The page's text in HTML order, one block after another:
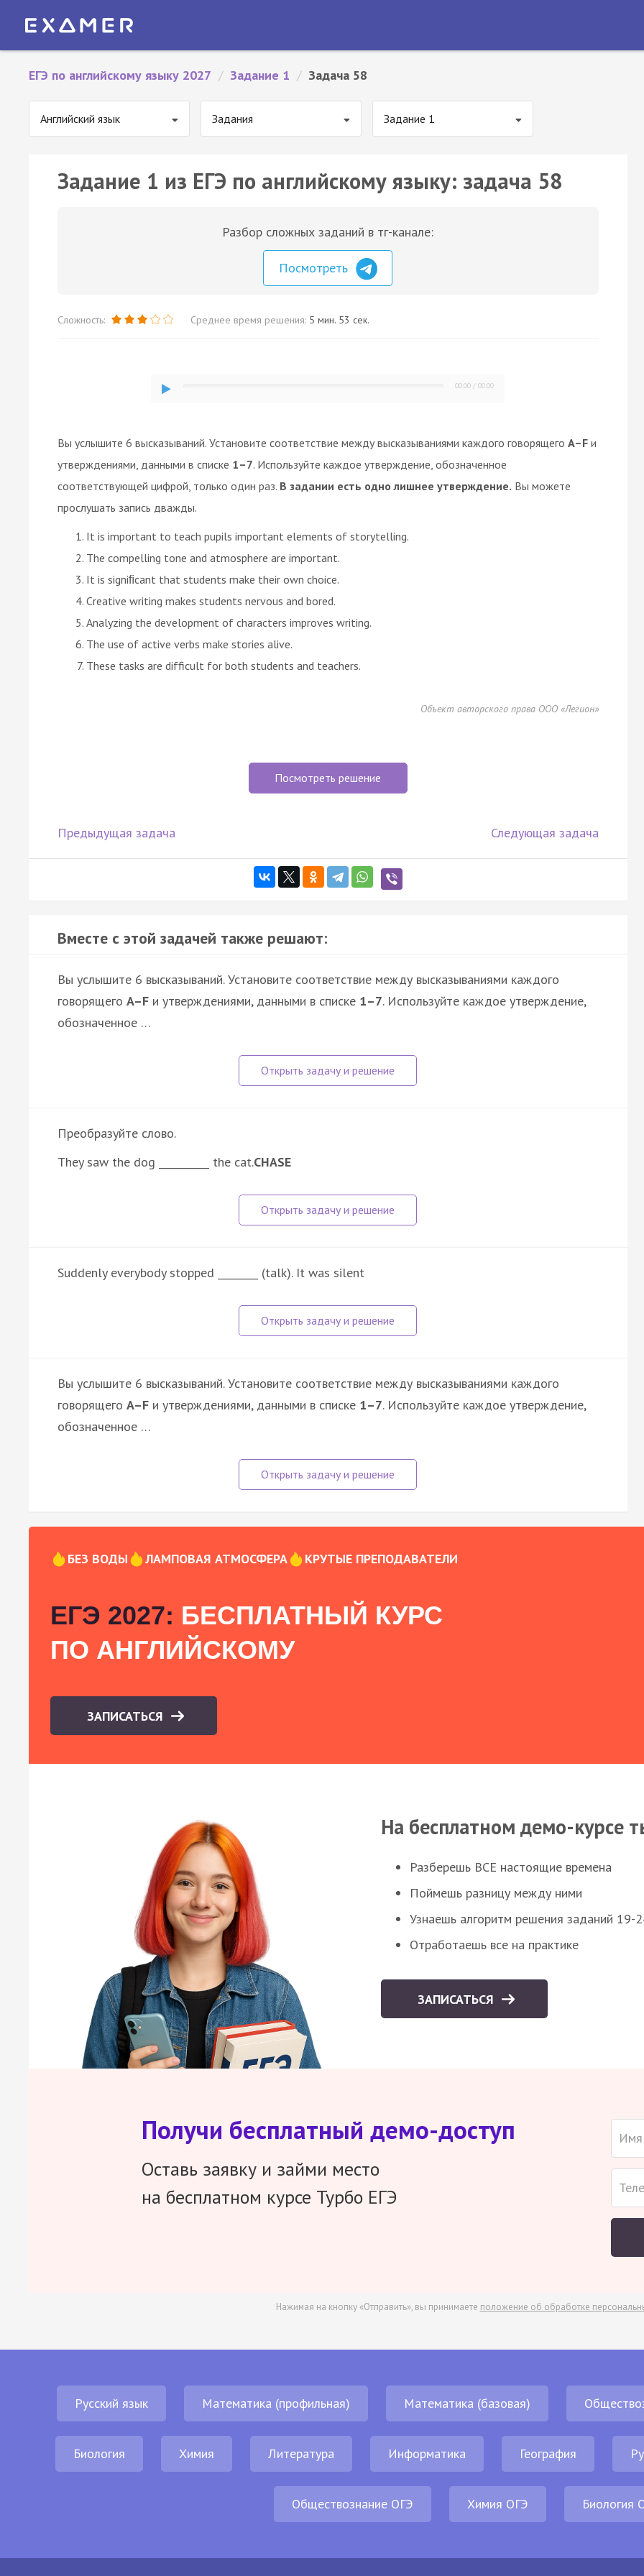
ЕГЭ по английскому языку 2027 / Задание 1 / Задача 58
Английский язык Задания Задание 1
Задание 1 из ЕГЭ по английскому языку: задача 58
Разбор сложных заданий в тг-канале:
Посмотреть
Сложность: Среднее время решения: 5 мин. 53 сек.
00:00 /00:00
Вы услышите 6 высказываний. Установите соответствие между высказываниями каждого говорящего A–F и
утверждениями, данными в списке 1–7. Используйте каждое утверждение, обозначенное
соответствующей цифрой, только один раз. В задании есть одно лишнее утверждение. Вы можете
прослушать запись дважды.
It is important to teach pupils important elements of storytelling.
The compelling tone and atmosphere are important.
It is signiﬁcant that students make their own choice.
Creative writing makes students nervous and bored.
Analyzing the development of characters improves writing.
The use of active verbs make stories alive.
These tasks are difficult for both students and teachers.
Объект авторского права ООО «Легион»
Посмотреть решение
Предыдущая задача Следующая задача
Вместе с этой задачей также решают:
Вы услышите 6 высказываний. Установите соответствие между высказываниями каждого
говорящего A–F и утверждениями, данными в списке 1–7. Используйте каждое утверждение,
обозначенное …
Преобразуйте слово.
They saw the dog __________ the cat.CHASE
Suddenly everybody stopped ________ (talk). It was silent
Вы услышите 6 высказываний. Установите соответствие между высказываниями каждого
говорящего A–F и утверждениями, данными в списке 1–7. Используйте каждое утверждение,
обозначенное …
БЕЗ ВОДЫ ЛАМПОВАЯ АТМОСФЕРА КРУТЫЕ ПРЕПОДАВАТЕЛИ
ЕГЭ 2027: БЕСПЛАТНЫЙ КУРС
ПО АНГЛИЙСКОМУ
ЗАПИСАТЬСЯ
На бесплатном демо-курсе
Разберешь ВСЕ настоящие времена
Поймешь разницу между ними
Узнаешь алгоритм решения заданий 19-
Отработаешь все на практике
ЗАПИСАТЬСЯ
Получи бесплатный демо-доступ
Оставь заявку и займи место
на бесплатном курсе Турбо ЕГЭ
Нажимая на кнопку «Отправить», вы принимаете положение об обработке
Русский язык Математика (профильная) Математика (базовая)
Биология Химия Литература Информатика География
Обществознание ОГЭ Химия ОГЭ Биология